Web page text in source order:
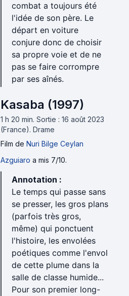
combat a toujours été
l'idée de son père. Le
départ en voiture
conjure donc de choisir
sa propre voie et de ne
pas se faire corrompre
par ses aînés.
Kasaba (1997)
1 h 20 min. Sortie : 16 août 2023
(France). Drame
Film de Nuri Bilge Ceylan
Azguiaro a mis 7/10.
Annotation :
Le temps qui passe sans
se presser, les gros plans
(parfois très gros,
même) qui ponctuent
l'histoire, les envolées
poétiques comme l'envol
de cette plume dans la
salle de classe humide...
Pour son premier long-